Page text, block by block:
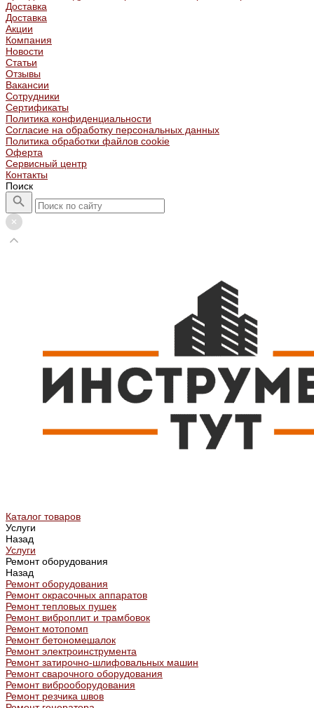
Доставка
Доставка
Акции
Компания
Новости
Статьи
Отзывы
Вакансии
Сотрудники
Сертификаты
Политика конфиденциальности
Согласие на обработку персональных данных
Политика обработки файлов cookie
Оферта
Сервисный центр
Контакты
Поиск
Каталог товаров
Услуги
Назад
Услуги
Ремонт оборудования
Назад
Ремонт оборудования
Ремонт окрасочных аппаратов
Ремонт тепловых пушек
Ремонт виброплит и трамбовок
Ремонт мотопомп
Ремонт бетономешалок
Ремонт электроинструмента
Ремонт затирочно-шлифовальных машин
Ремонт сварочного оборудования
Ремонт виброоборудования
Ремонт резчика швов